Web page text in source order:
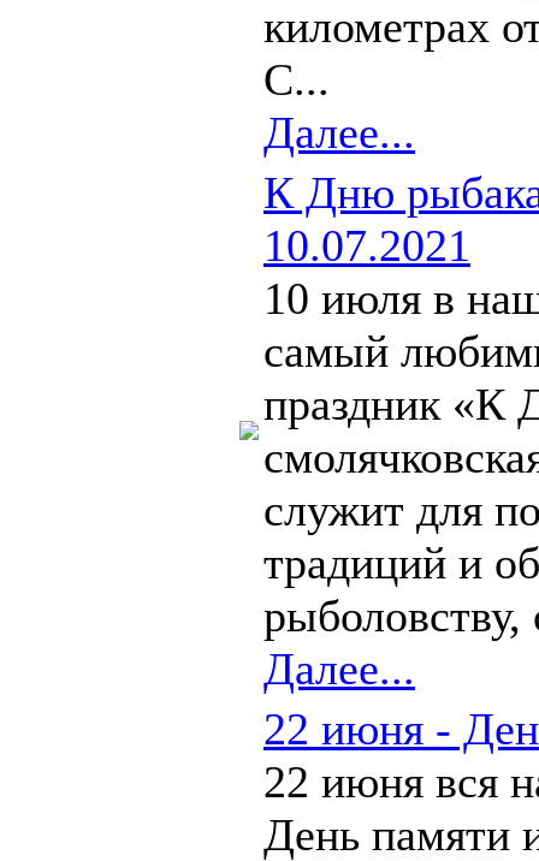
километрах
С...
Далее...
К Дню рыбака
10.07.2021
10 июля в
самый
праздник «К
служит для
традиций и
Далее...
22 июня -
22 июня вся
День памяти